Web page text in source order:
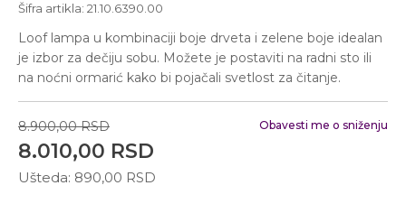
Šifra artikla: 21.10.6390.00
Loof lampa u kombinaciji boje drveta i zelene boje idealan
je izbor za dečiju sobu. Možete je postaviti na radni sto ili
na noćni ormarić kako bi pojačali svetlost za čitanje.
8.900,00 RSD
8.010,00 RSD
Ušteda: 890,00 RSD
Obavesti me o sniženju